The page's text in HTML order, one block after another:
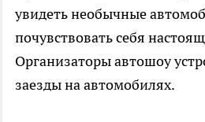
увидеть необычные
почувствовать себя
Организаторы автошоу
заезды на автомобилях.